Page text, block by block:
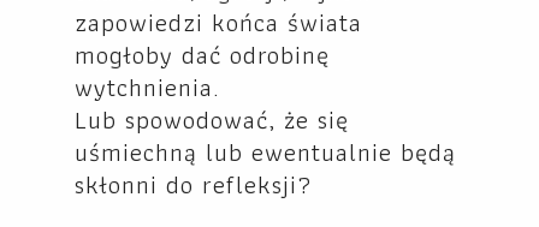
zapowiedzi końca świata
mogłoby dać odrobinę
wytchnienia.
Lub spowodować, że się
uśmiechną lub ewentualnie będą
skłonni do refleksji?